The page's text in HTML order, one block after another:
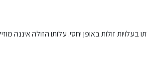
זולות באופן יחסי. עלותו הזולה איננה